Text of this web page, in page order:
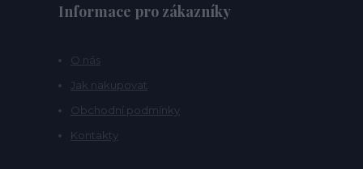
Informace pro zákazníky
O nás
Jak nakupovat
Obchodní podmínky
Kontakty